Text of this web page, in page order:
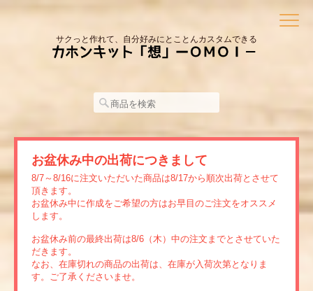
サクっと作れて、自分好みにとことんカスタムできる
お盆休み中の出荷につきまして
8/7～8/16に注文いただいた商品は8/17から順次出荷とさせて
頂きます。
お盆休み中に作成をご希望の方はお早目のご注文をオススメ
します。
お盆休み前の最終出荷は8/6（木）中の注文までとさせていた
だきます。
なお、在庫切れの商品の出荷は、在庫が入荷次第となりま
す。ご了承くださいませ。